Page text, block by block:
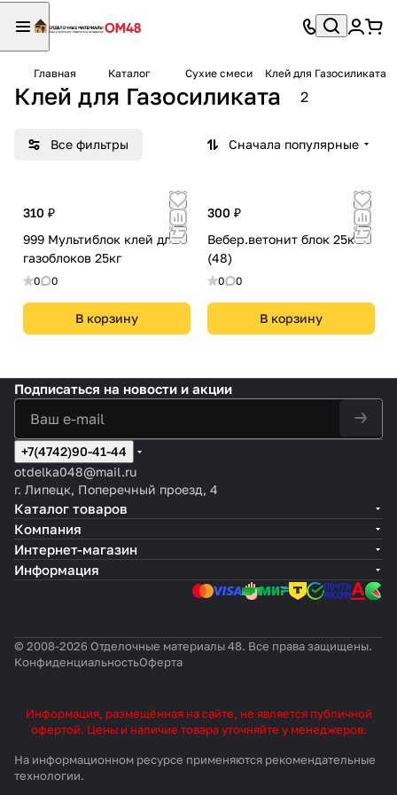
Главная Каталог Сухие смеси Клей для Газосиликата
Клей для Газосиликата 2
Все фильтры Сначала популярные
310 ₽
999 Мультиблок клей для
газоблоков 25кг
0 0
В корзину
300 ₽
Вебер.ветонит блок 25кг
(48)
0 0
В корзину
Подписаться на новости и акции
+7(4742)90-41-44
otdelka048@mail.ru
г. Липецк, Поперечный проезд, 4
Каталог товаров
Компания
Интернет-магазин
Информация
© 2008-2026 Отделочные материалы 48. Все права защищены.
КонфиденциальностьОферта
Информация, размещённая на сайте, не является публичной
офертой. Цены и наличие товара уточняйте у менеджеров.
На информационном ресурсе применяются рекомендательные
технологии.